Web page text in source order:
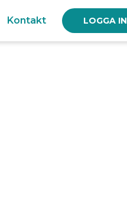
Kontakt LOGGA IN